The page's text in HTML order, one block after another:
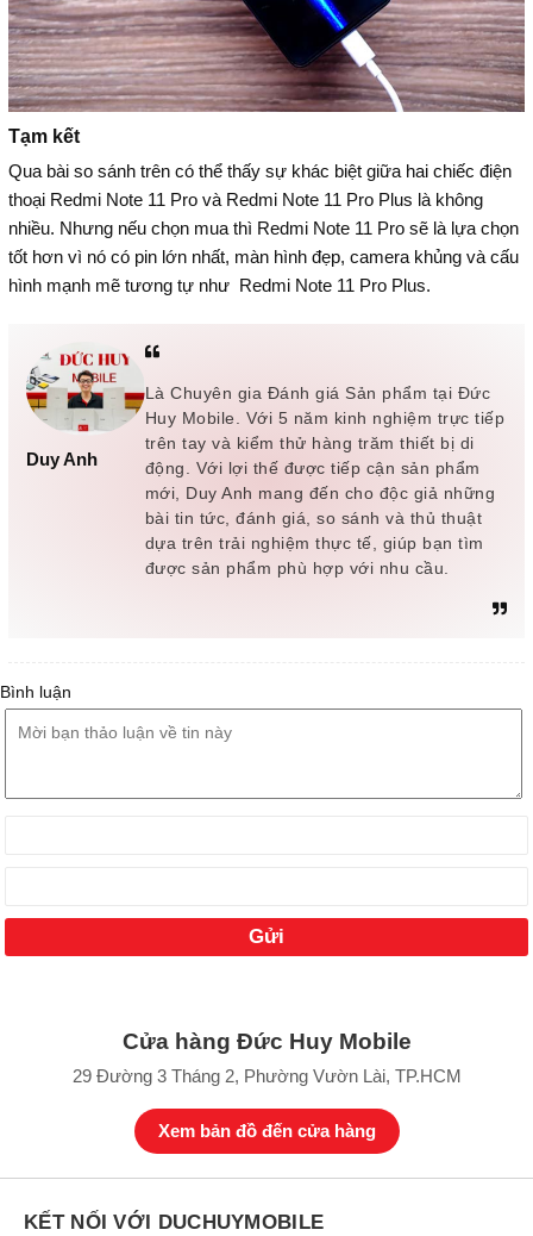
Tạm kết
Qua bài so sánh trên có thể thấy sự khác biệt giữa hai chiếc điện
thoại Redmi Note 11 Pro và Redmi Note 11 Pro Plus là không
nhiều. Nhưng nếu chọn mua thì Redmi Note 11 Pro sẽ là lựa chọn
tốt hơn vì nó có pin lớn nhất, màn hình đẹp, camera khủng và cấu
hình mạnh mẽ tương tự như Redmi Note 11 Pro Plus.
Duy Anh
Là Chuyên gia Đánh giá Sản phẩm tại Đức
Huy Mobile. Với 5 năm kinh nghiệm trực tiếp
trên tay và kiểm thử hàng trăm thiết bị di
động. Với lợi thế được tiếp cận sản phẩm
mới, Duy Anh mang đến cho độc giả những
bài tin tức, đánh giá, so sánh và thủ thuật
dựa trên trải nghiệm thực tế, giúp bạn tìm
được sản phẩm phù hợp với nhu cầu.
Bình luận
Cửa hàng Đức Huy Mobile
29 Đường 3 Tháng 2, Phường Vườn Lài, TP.HCM
Xem bản đồ đến cửa hàng
KẾT NỐI VỚI DUCHUYMOBILE